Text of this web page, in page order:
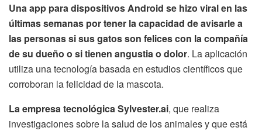
Una app para dispositivos Android se hizo viral en las
últimas semanas por tener la capacidad de avisarle a
las personas si sus gatos son felices con la compañía
de su dueño o si tienen angustia o dolor. La aplicación
utiliza una tecnología basada en estudios científicos que
corroboran la felicidad de la mascota.
La empresa tecnológica Sylvester.ai, que realiza
investigaciones sobre la salud de los animales y que está